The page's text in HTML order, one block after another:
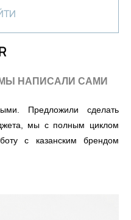
НАПИСАЛИ САМИ
Предложили сделать
мы с полным циклом
с казанским брендом